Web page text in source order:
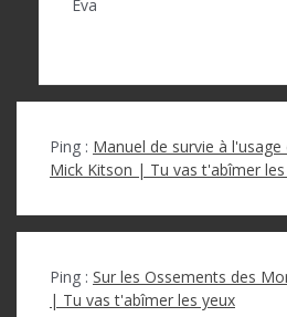
Eva
Ping : Manuel de survie à
Mick Kitson | Tu vas t'abîmer
Ping : Sur les Ossements des
| Tu vas t'abîmer les yeux